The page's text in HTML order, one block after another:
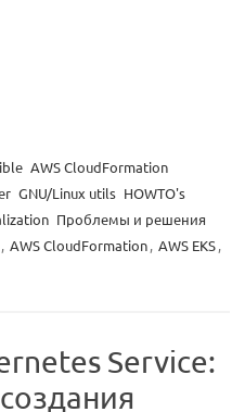
AWS CloudFormation
GNU/Linux utils HOWTO's
Проблемы и решения
, AWS CloudFormation, AWS EKS,
Service: